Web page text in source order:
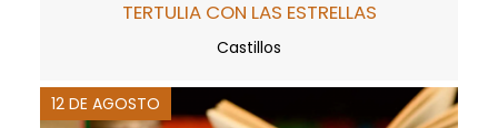
TERTULIA CON LAS ESTRELLAS
Castillos
12 DE AGOSTO